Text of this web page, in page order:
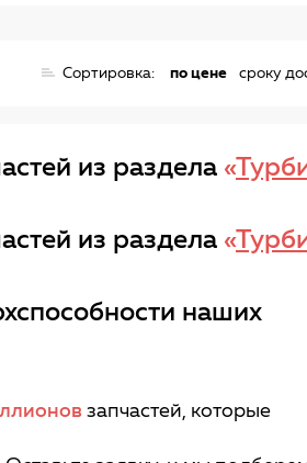
Сортировка: по цене сроку
из раздела «
из раздела «
наших
запчастей, которые